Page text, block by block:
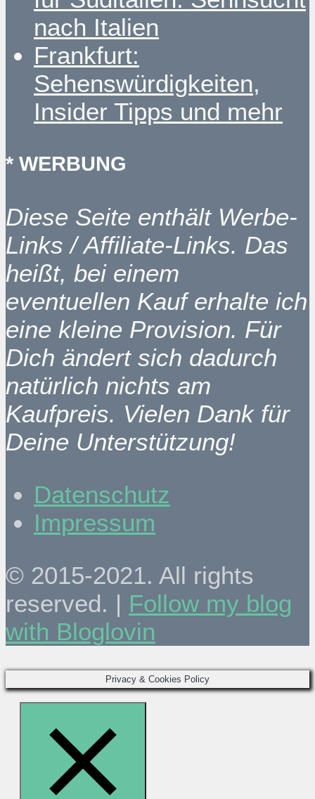
nach Italien
Frankfurt:
Sehenswürdigkeiten,
Insider Tipps und mehr
* WERBUNG
Diese Seite enthält Werbe-
Links / Affiliate-Links. Das
heißt, bei einem
eventuellen Kauf erhalte ich
eine kleine Provision. Für
Dich ändert sich dadurch
natürlich nichts am
Kaufpreis. Vielen Dank für
Deine Unterstützung!
Datenschutz
Impressum
© 2015-2021. All rights
reserved. | Follow my blog
with Bloglovin
Privacy & Cookies Policy